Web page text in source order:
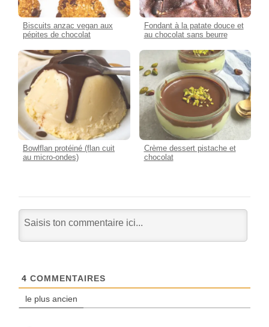
Biscuits anzac vegan aux
pépites de chocolat
Fondant à la patate douce et
au chocolat sans beurre
Bowlflan protéiné (flan cuit
au micro-ondes)
Crème dessert pistache et
chocolat
4 COMMENTAIRES
le plus ancien